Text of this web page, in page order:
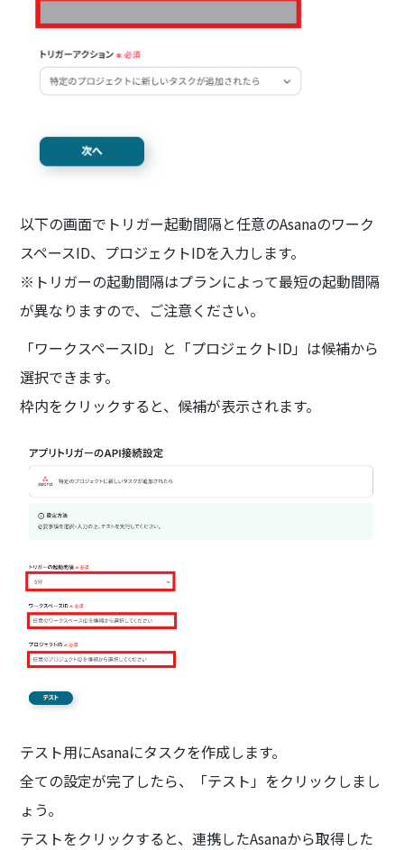
以下の画面でトリガー起動間隔と任意のAsanaのワーク
スペースID、プロジェクトIDを入力します。
※トリガーの起動間隔はプランによって最短の起動間隔
が異なりますので、ご注意ください。
「ワークスペースID」と「プロジェクトID」は候補から
選択できます。
枠内をクリックすると、候補が表示されます。
テスト用にAsanaにタスクを作成します。
全ての設定が完了したら、「テスト」をクリックしまし
ょう。
テストをクリックすると、連携したAsanaから取得した